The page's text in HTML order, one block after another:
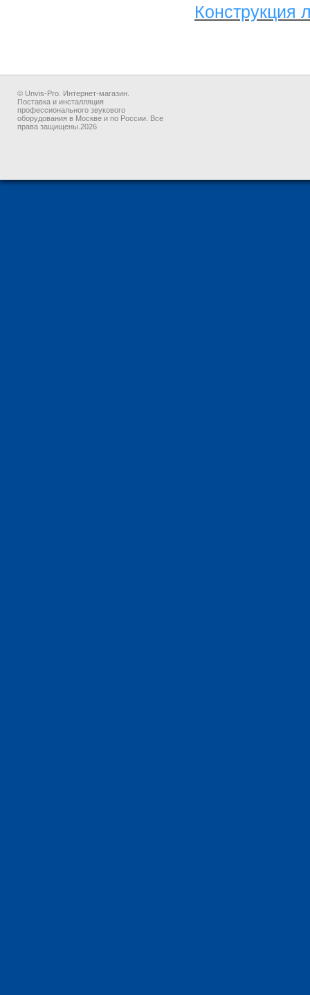
Конструкция
© Unvis-Pro. Интернет-магазин.
Поставка и инсталляция
профессионального звукового
оборудования в Москве и по России. Все
права защищены.2026